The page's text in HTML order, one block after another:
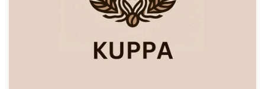
+49 30 568 37640